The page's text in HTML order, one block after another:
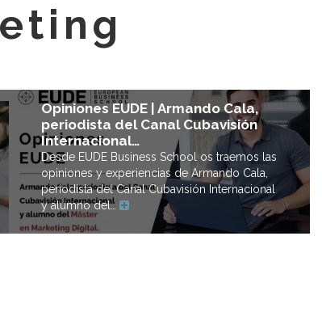
Opiniones EUDE | Armando Cala,
periodista del Canal Cubavisión
Internacional…
Desde EUDE Business School os traemos las
opiniones y experiencias de Armando Cala,
periodista del Canal Cubavisión Internacional
y alumno del…